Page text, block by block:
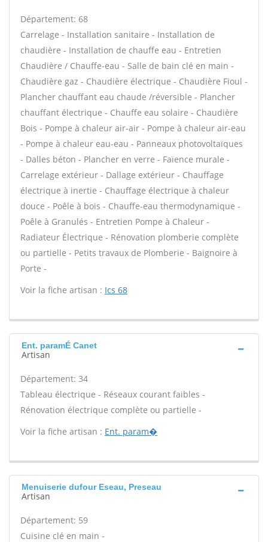
Département: 68
Carrelage - Installation sanitaire - Installation de
chaudière - Installation de chauffe eau - Entretien
Chaudière / Chauffe-eau - Salle de bain clé en main -
Chaudière gaz - Chaudière électrique - Chaudière Fioul -
Plancher chauffant eau chaude /réversible - Plancher
chauffant électrique - Chauffe eau solaire - Chaudière
Bois - Pompe à chaleur air-air - Pompe à chaleur air-eau
- Pompe à chaleur eau-eau - Panneaux photovoltaïques
- Dalles béton - Plancher en verre - Faïence murale -
Carrelage extérieur - Dallage extérieur - Chauffage
électrique à inertie - Chauffage électrique à chaleur
douce - Poêle à bois - Chauffe-eau thermodynamique -
Poêle à Granulés - Entretien Pompe à Chaleur -
Radiateur Électrique - Rénovation plomberie complète
ou partielle - Petits travaux de Plomberie - Baignoire à
Porte -
Voir la fiche artisan : Ics 68
Ent. paramÉ Canet
Artisan
Département: 34
Tableau électrique - Réseaux courant faibles -
Rénovation électrique complète ou partielle -
Voir la fiche artisan : Ent. param�
Menuiserie dufour Eseau, Preseau
Artisan
Département: 59
Cuisine clé en main -